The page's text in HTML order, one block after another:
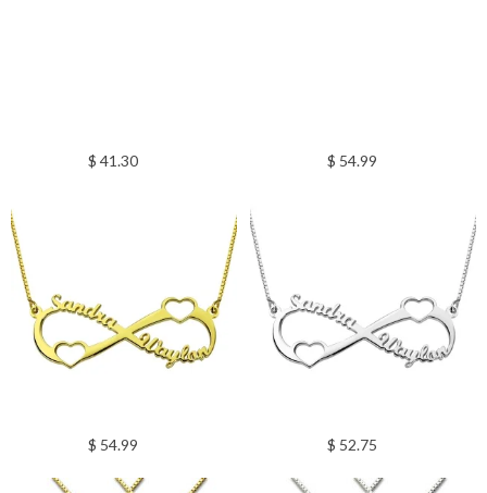
$ 41.30 $ 54.99
$ 54.99 $ 52.75